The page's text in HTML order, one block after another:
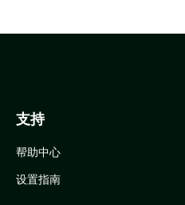
支持
帮助中心
设置指南